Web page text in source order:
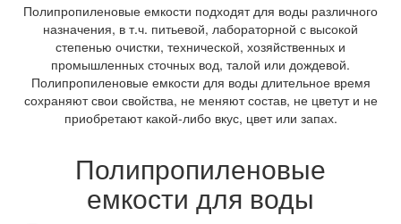
Полипропиленовые емкости подходят для воды различного
назначения, в т.ч. питьевой, лабораторной с высокой
степенью очистки, технической, хозяйственных и
промышленных сточных вод, талой или дождевой.
Полипропиленовые емкости для воды длительное время
сохраняют свои свойства, не меняют состав, не цветут и не
приобретают какой-либо вкус, цвет или запах.
Полипропиленовые
емкости для воды